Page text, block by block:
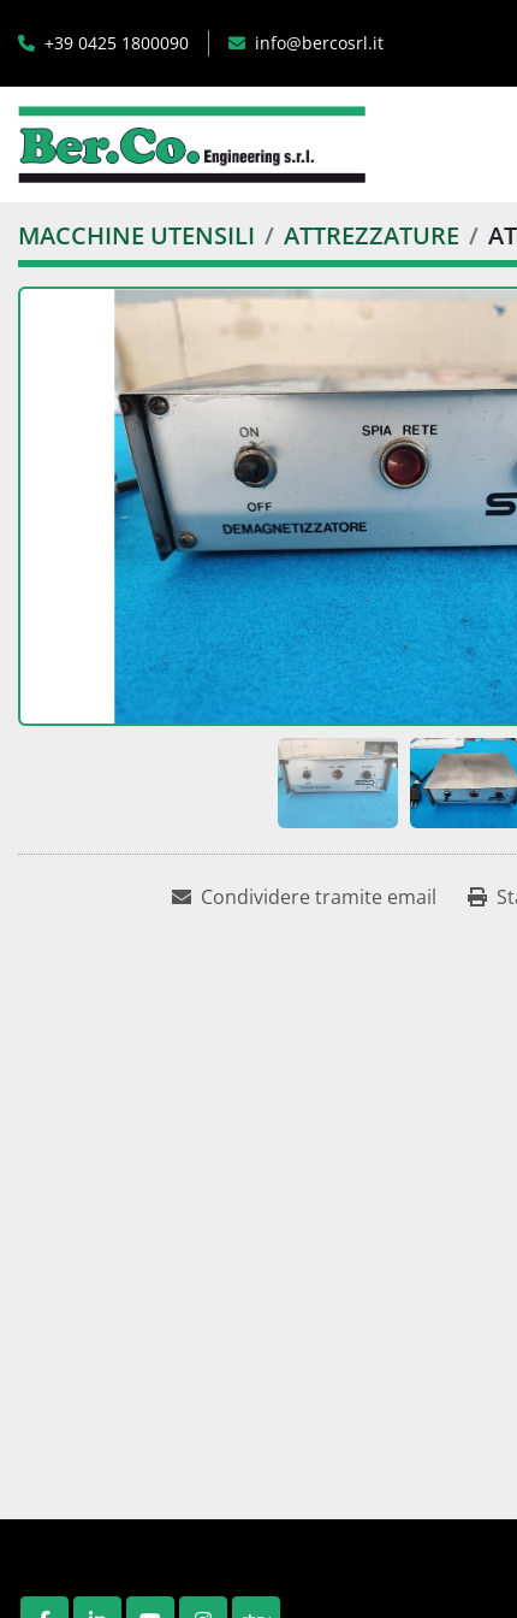
+39 0425 1800090 info@bercosrl.it
MACCHINE UTENSILI ATTREZZATURE
Condividere tramite email